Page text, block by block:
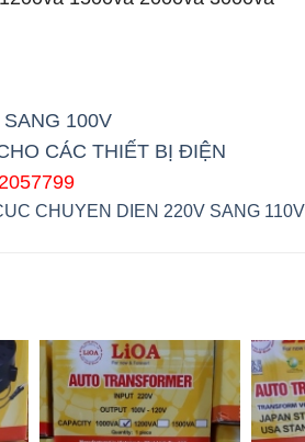
100V
CÁC THIẾT BỊ ĐIỆN
CHUYEN DIEN 220V SANG 110V